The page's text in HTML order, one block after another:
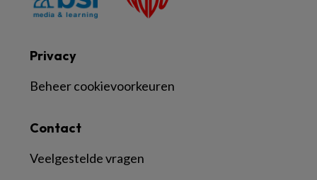
Contact
Veelgestelde vragen
Privacy
Beheer cookievoorkeuren